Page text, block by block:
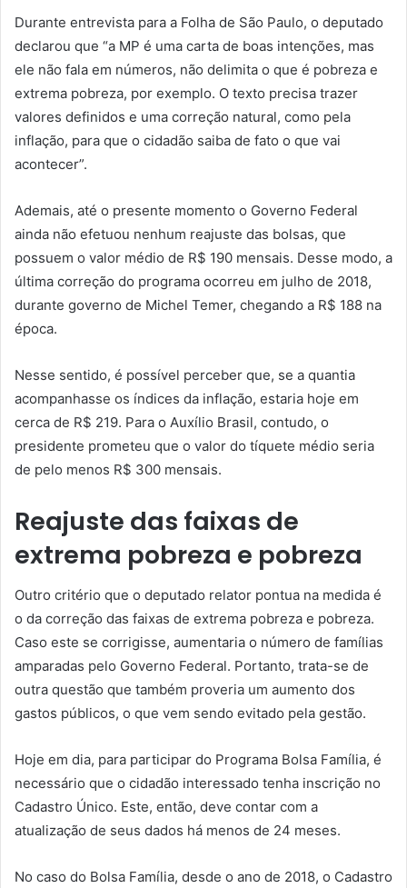
Durante entrevista para a Folha de São Paulo, o deputado
declarou que “a MP é uma carta de boas intenções, mas
ele não fala em números, não delimita o que é pobreza e
extrema pobreza, por exemplo. O texto precisa trazer
valores definidos e uma correção natural, como pela
inflação, para que o cidadão saiba de fato o que vai
acontecer”.
Ademais, até o presente momento o Governo Federal
ainda não efetuou nenhum reajuste das bolsas, que
possuem o valor médio de R$ 190 mensais. Desse modo, a
última correção do programa ocorreu em julho de 2018,
durante governo de Michel Temer, chegando a R$ 188 na
época.
Nesse sentido, é possível perceber que, se a quantia
acompanhasse os índices da inflação, estaria hoje em
cerca de R$ 219. Para o Auxílio Brasil, contudo, o
presidente prometeu que o valor do tíquete médio seria
de pelo menos R$ 300 mensais.
Reajuste das faixas de
extrema pobreza e pobreza
Outro critério que o deputado relator pontua na medida é
o da correção das faixas de extrema pobreza e pobreza.
Caso este se corrigisse, aumentaria o número de famílias
amparadas pelo Governo Federal. Portanto, trata-se de
outra questão que também proveria um aumento dos
gastos públicos, o que vem sendo evitado pela gestão.
Hoje em dia, para participar do Programa Bolsa Família, é
necessário que o cidadão interessado tenha inscrição no
Cadastro Único. Este, então, deve contar com a
atualização de seus dados há menos de 24 meses.
No caso do Bolsa Família, desde o ano de 2018, o Cadastro